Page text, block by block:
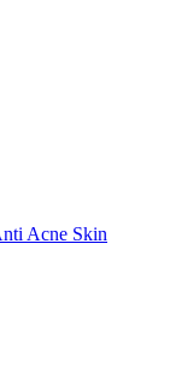
Acne Skin